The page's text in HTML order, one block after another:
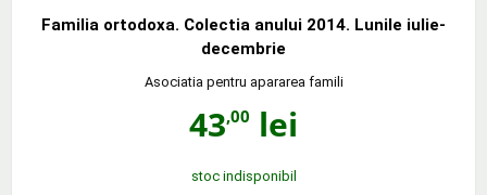
Familia ortodoxa. Colectia anului 2014. Lunile iulie-
decembrie
Asociatia pentru apararea famili
43,00 lei
stoc indisponibil